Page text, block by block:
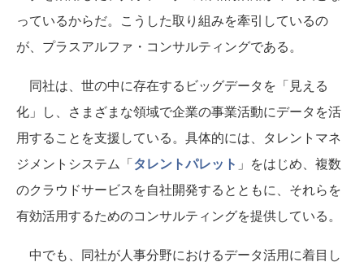
っているからだ。こうした取り組みを牽引しているの
が、プラスアルファ・コンサルティングである。
同社は、世の中に存在するビッグデータを「見える
化」し、さまざまな領域で企業の事業活動にデータを活
用することを支援している。具体的には、タレントマネ
ジメントシステム「タレントパレット 」をはじめ、複数
のクラウドサービスを自社開発するとともに、それらを
有効活用するためのコンサルティングを提供している。
中でも、同社が人事分野におけるデータ活用に着目し